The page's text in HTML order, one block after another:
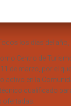
los días del año,
Centro de
de marzo, por el
activo en la
cualificado
ofertadas.